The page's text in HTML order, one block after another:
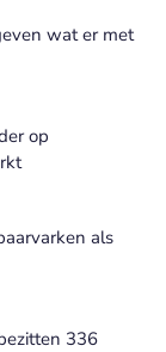
wat er met
op
als
336